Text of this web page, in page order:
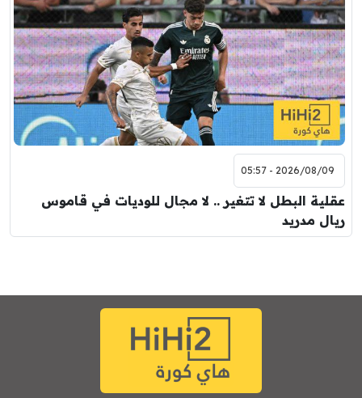
2026/08/09 - 05:57
عقلية البطل لا تتغير .. لا مجال للوديات في قاموس
ريال مدريد